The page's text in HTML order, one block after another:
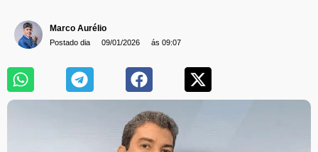
Marco Aurélio
Postado dia 09/01/2026 ás 09:07